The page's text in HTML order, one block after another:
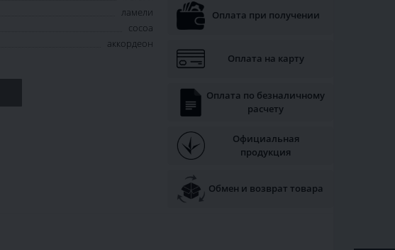
ламели
cocoa
аккордеон
Оплата при получении
Оплата на карту
Оплата по безналичному
расчету
Официальная
продукция
Обмен и возврат товара